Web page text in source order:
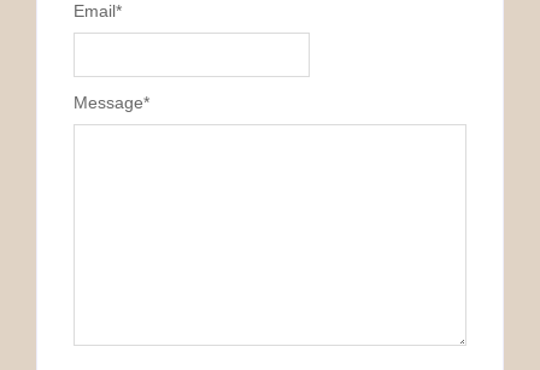
Message*
Email*